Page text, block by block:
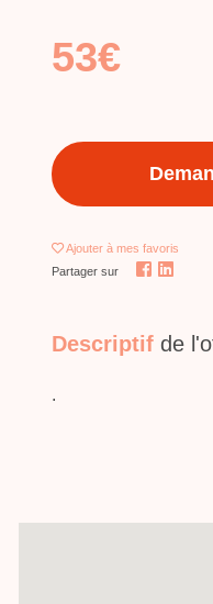
53€
Ajouter à mes favoris
Partager sur
Descriptif de
.